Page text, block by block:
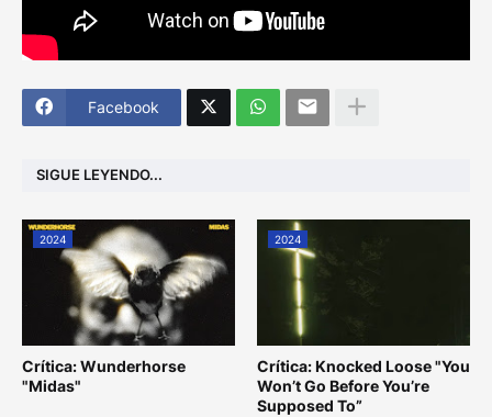
Facebook
SIGUE LEYENDO...
2024
Crítica: Wunderhorse
"Midas"
2024
Crítica: Knocked Loose "You
Won’t Go Before You’re
Supposed To”